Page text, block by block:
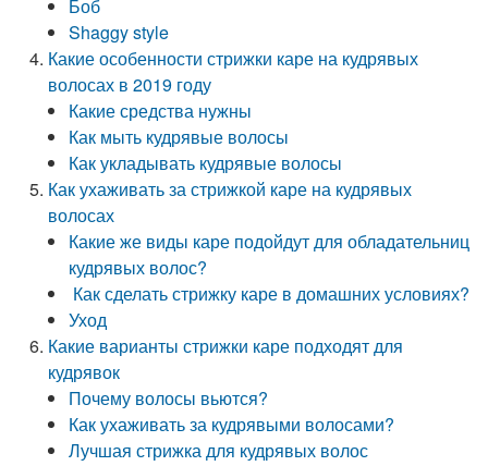
Боб
Shaggy style
Какие особенности стрижки каре на кудрявых
волосах в 2019 году
Какие средства нужны
Как мыть кудрявые волосы
Как укладывать кудрявые волосы
Как ухаживать за стрижкой каре на кудрявых
волосах
Какие же виды каре подойдут для обладательниц
кудрявых волос?
Как сделать стрижку каре в домашних условиях?
Уход
Какие варианты стрижки каре подходят для
кудрявок
Почему волосы вьются?
Как ухаживать за кудрявыми волосами?
Лучшая стрижка для кудрявых волос